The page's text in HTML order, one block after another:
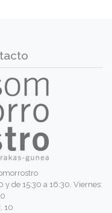
y de 15:30 a 16:30. Viernes:
10